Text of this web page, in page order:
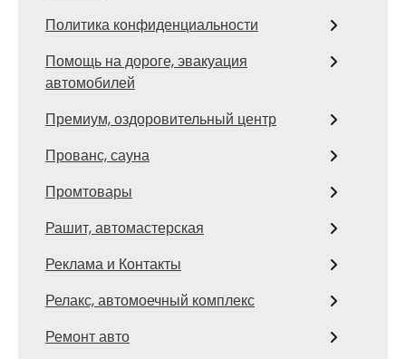
Политика конфиденциальности
Помощь на дороге, эвакуация
автомобилей
Премиум, оздоровительный центр
Прованс, сауна
Промтовары
Рашит, автомастерская
Реклама и Контакты
Релакс, автомоечный комплекс
Ремонт авто